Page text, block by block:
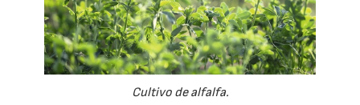
Cultivo de alfalfa.